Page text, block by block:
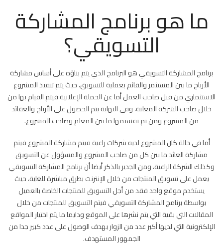
ما هو برنامج المشاركة
التسويقي؟
برنامج المشاركة التسويقي هو البرنامج الذي يتم بناؤه على أساس مشاركة
الأرباح ما بين المستثمر والقائم بعملية للتسويق، حيث يتم تنفيذ المشروع
الاستثماري من قبل صاحب العمل أما عن الحملة الإعلانية فيتم القيام بها من
خلال صاحب الشركة المعلنة، وفي النهاية يتم الحصول على الأرباح والعقائد
من المشروع ومن ثم تقسيمها ما بين المعلم وصاحب المشروع.
أما في حالة كان المشروع لديه شركات راعية فيتم مشاركة المشروع فيتم
مشاركة العائد ما بين كل من صاحب المشروع والمسؤول عن التسويق
وكذلك الشركة الراعية، ومن الجدير بالذكر أيضا أن برنامج المشاركة التسويقي
يعمل على تسويق المنتجات من خلال الإنترنت بطرق مباشرة للغاية، حيث
يستخدم موقع واحد فقد من أجل التسويق للمنتجات الخاصة بالعميل
بواسطة برنامج المشاركة التسويقي فيتم التسويق للمنتجات من خلال
المقالات التي بقية التي يتم نشرها على الموقع ودايما ما يتم اختيار المواقع
الإلكترونية التي لديها أكبر عدد من الزوار بهدف الوصول على عدد كبير جدا من
الجمهور المستهدف.